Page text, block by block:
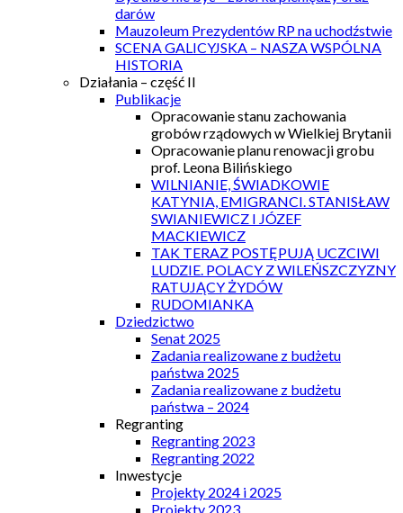
darów
Mauzoleum Prezydentów RP na uchodźstwie
SCENA GALICYJSKA – NASZA WSPÓLNA
HISTORIA
Działania – część II
Publikacje
Opracowanie stanu zachowania
grobów rządowych w Wielkiej Brytanii
Opracowanie planu renowacji grobu
prof. Leona Bilińskiego
WILNIANIE, ŚWIADKOWIE
KATYNIA, EMIGRANCI. STANISŁAW
SWIANIEWICZ I JÓZEF
MACKIEWICZ
TAK TERAZ POSTĘPUJĄ UCZCIWI
LUDZIE. POLACY Z WILEŃSZCZYZNY
RATUJĄCY ŻYDÓW
RUDOMIANKA
Dziedzictwo
Senat 2025
Zadania realizowane z budżetu
państwa 2025
Zadania realizowane z budżetu
państwa – 2024
Regranting
Regranting 2023
Regranting 2022
Inwestycje
Projekty 2024 i 2025
Projekty 2023